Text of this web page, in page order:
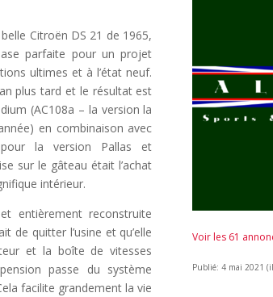
Citroën DS 21 de 1965,
parfaite pour un projet
ultimes et à l’état neuf.
plus tard et le résultat est
(AC108a – la version la
en combinaison avec
pour la version Pallas et
sur le gâteau était l’achat
intérieur.
entièrement reconstruite
de quitter l’usine et qu’elle
et la boîte de vitesses
passe du système
facilite grandement la vie
Voir les 61
Publié: 4 mai 2021